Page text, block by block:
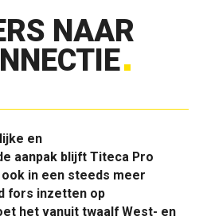
NAAR
en
aanpak blijft Titeca Pro
in een steeds meer
fors inzetten op
het vanuit twaalf West- en